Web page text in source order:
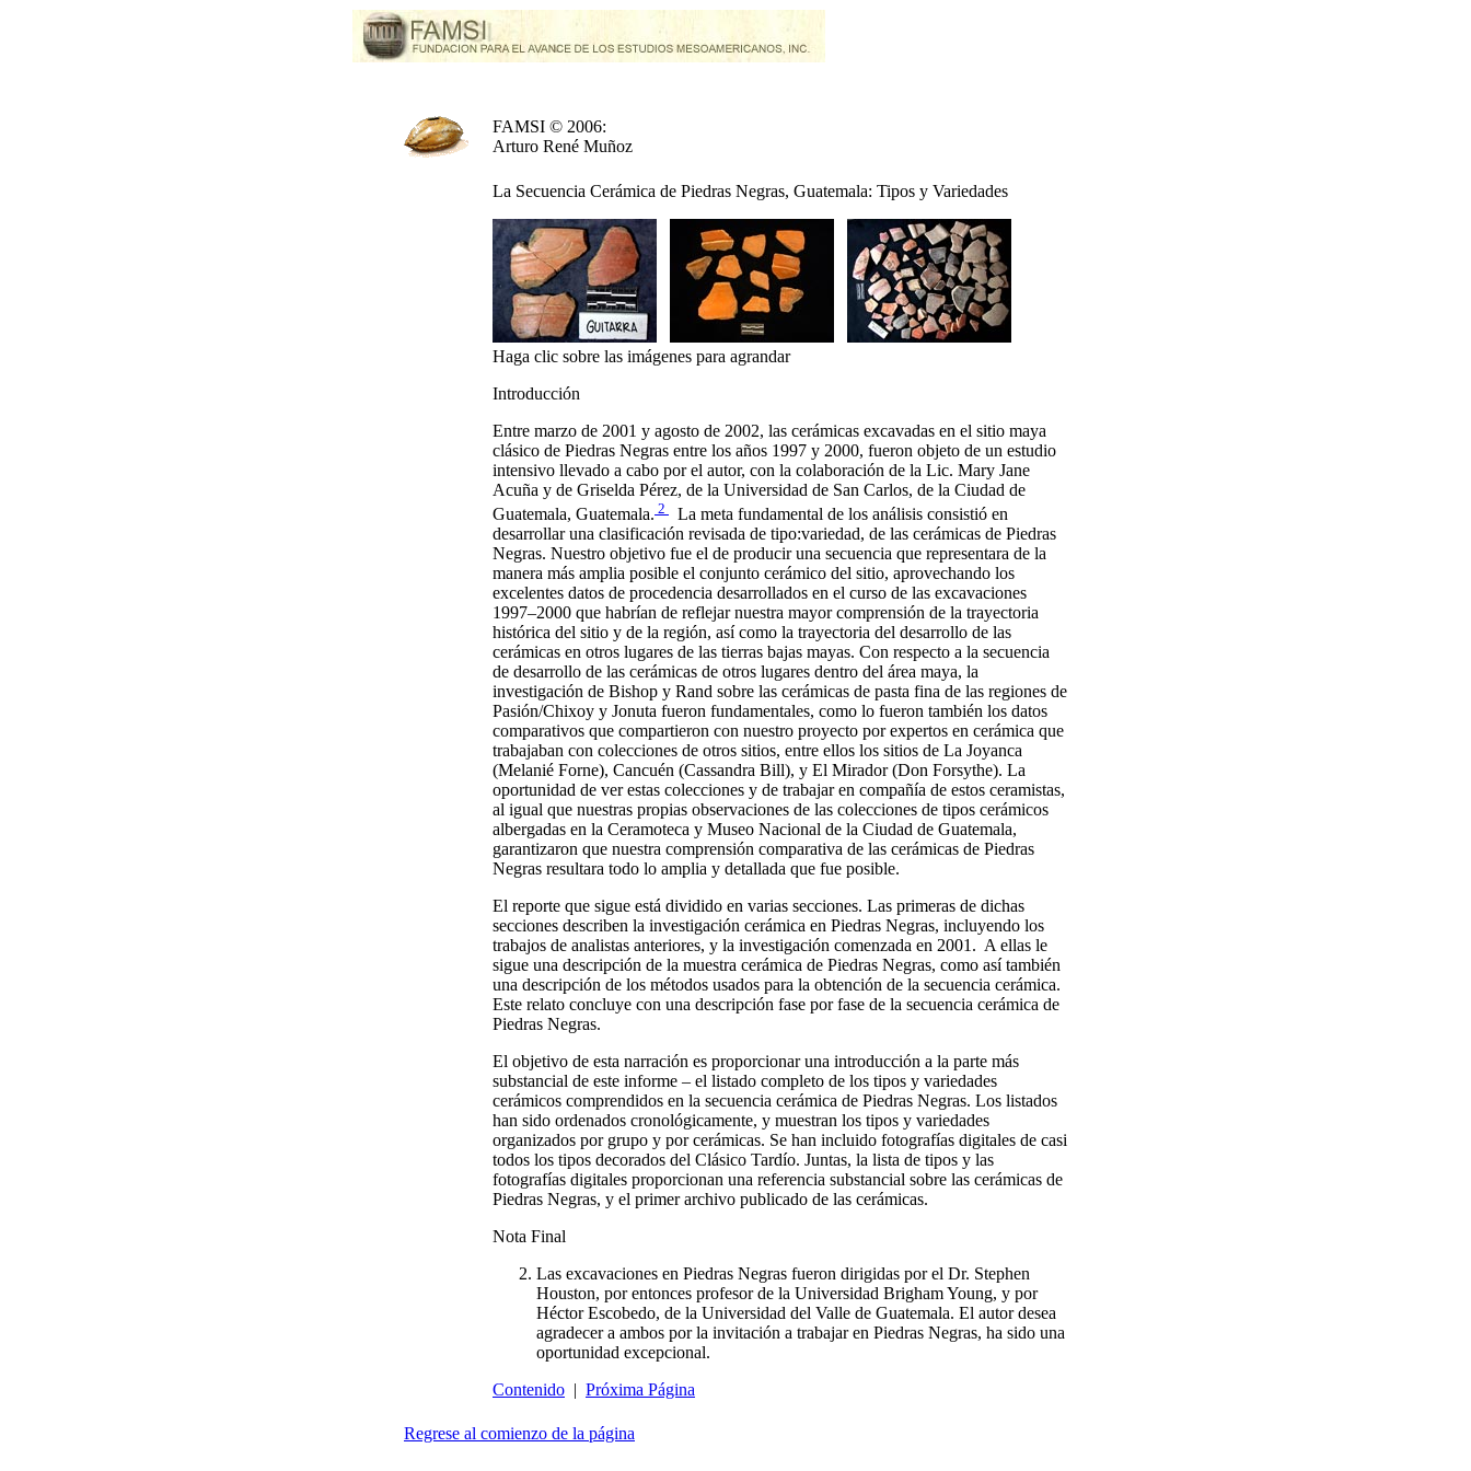
FAMSI © 2006:
Arturo René Muñoz
La Secuencia Cerámica de Piedras Negras, Guatemala: Tipos y Variedades
Haga clic sobre las imágenes para agrandar
Introducción
Entre marzo de 2001 y agosto de 2002, las cerámicas excavadas en el sitio maya
clásico de Piedras Negras entre los años 1997 y 2000, fueron objeto de un estudio
intensivo llevado a cabo por el autor, con la colaboración de la Lic. Mary Jane
Acuña y de Griselda Pérez, de la Universidad de San Carlos, de la Ciudad de
Guatemala, Guatemala. 2
La meta fundamental de los análisis consistió en
desarrollar una clasificación revisada de tipo:variedad, de las cerámicas de Piedras
Negras. Nuestro objetivo fue el de producir una secuencia que representara de la
manera más amplia posible el conjunto cerámico del sitio, aprovechando los
excelentes datos de procedencia desarrollados en el curso de las excavaciones
1997–2000 que habrían de reflejar nuestra mayor comprensión de la trayectoria
histórica del sitio y de la región, así como la trayectoria del desarrollo de las
cerámicas en otros lugares de las tierras bajas mayas. Con respecto a la secuencia
de desarrollo de las cerámicas de otros lugares dentro del área maya, la
investigación de Bishop y Rand sobre las cerámicas de pasta fina de las regiones de
Pasión/Chixoy y Jonuta fueron fundamentales, como lo fueron también los datos
comparativos que compartieron con nuestro proyecto por expertos en cerámica que
trabajaban con colecciones de otros sitios, entre ellos los sitios de La Joyanca
(Melanié Forne), Cancuén (Cassandra Bill), y El Mirador (Don Forsythe). La
oportunidad de ver estas colecciones y de trabajar en compañía de estos ceramistas,
al igual que nuestras propias observaciones de las colecciones de tipos cerámicos
albergadas en la Ceramoteca y Museo Nacional de la Ciudad de Guatemala,
garantizaron que nuestra comprensión comparativa de las cerámicas de Piedras
Negras resultara todo lo amplia y detallada que fue posible.
El reporte que sigue está dividido en varias secciones. Las primeras de dichas
secciones describen la investigación cerámica en Piedras Negras, incluyendo los
trabajos de analistas anteriores, y la investigación comenzada en 2001. A ellas le
sigue una descripción de la muestra cerámica de Piedras Negras, como así también
una descripción de los métodos usados para la obtención de la secuencia cerámica.
Este relato concluye con una descripción fase por fase de la secuencia cerámica de
Piedras Negras.
El objetivo de esta narración es proporcionar una introducción a la parte más
substancial de este informe – el listado completo de los tipos y variedades
cerámicos comprendidos en la secuencia cerámica de Piedras Negras. Los listados
han sido ordenados cronológicamente, y muestran los tipos y variedades
organizados por grupo y por cerámicas. Se han incluido fotografías digitales de casi
todos los tipos decorados del Clásico Tardío. Juntas, la lista de tipos y las
fotografías digitales proporcionan una referencia substancial sobre las cerámicas de
Piedras Negras, y el primer archivo publicado de las cerámicas.
Nota Final
Las excavaciones en Piedras Negras fueron dirigidas por el Dr. Stephen
Houston, por entonces profesor de la Universidad Brigham Young, y por
Héctor Escobedo, de la Universidad del Valle de Guatemala. El autor desea
agradecer a ambos por la invitación a trabajar en Piedras Negras, ha sido una
oportunidad excepcional.
Contenido | Próxima Página
Regrese al comienzo de la página